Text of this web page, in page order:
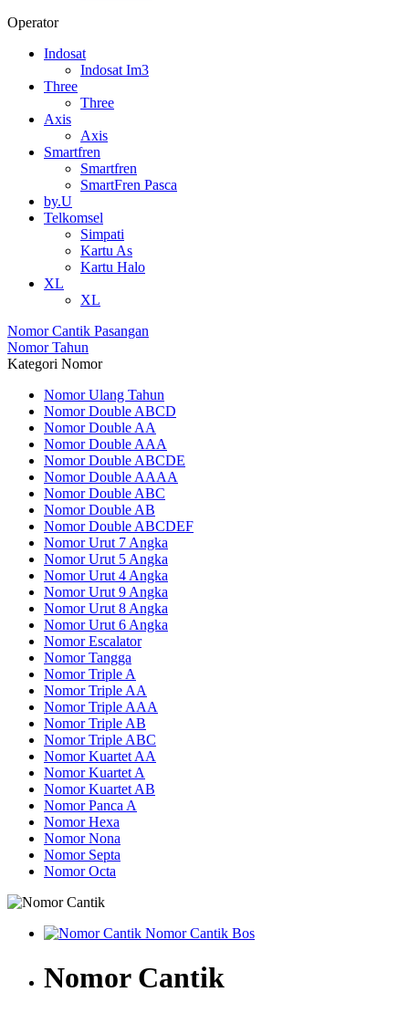
Operator
Indosat
Indosat Im3
Three
Three
Axis
Axis
Smartfren
Smartfren
SmartFren Pasca
by.U
Telkomsel
Simpati
Kartu As
Kartu Halo
XL
XL
Nomor Cantik Pasangan
Nomor Tahun
Kategori Nomor
Nomor Ulang Tahun
Nomor Double ABCD
Nomor Double AA
Nomor Double AAA
Nomor Double ABCDE
Nomor Double AAAA
Nomor Double ABC
Nomor Double AB
Nomor Double ABCDEF
Nomor Urut 7 Angka
Nomor Urut 5 Angka
Nomor Urut 4 Angka
Nomor Urut 9 Angka
Nomor Urut 8 Angka
Nomor Urut 6 Angka
Nomor Escalator
Nomor Tangga
Nomor Triple A
Nomor Triple AA
Nomor Triple AAA
Nomor Triple AB
Nomor Triple ABC
Nomor Kuartet AA
Nomor Kuartet A
Nomor Kuartet AB
Nomor Panca A
Nomor Hexa
Nomor Nona
Nomor Septa
Nomor Octa
Nomor Cantik